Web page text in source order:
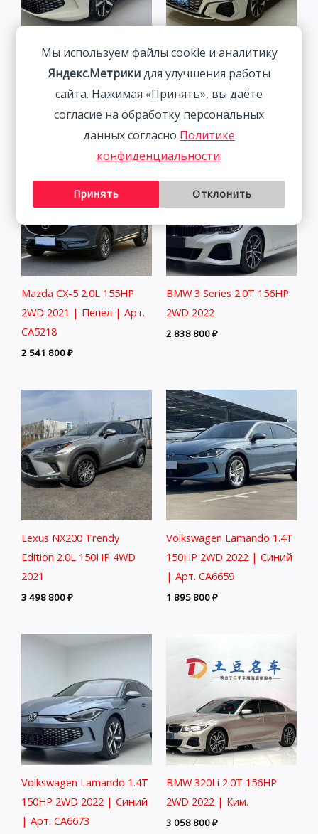
Volkswagen Lamando 1.4T
150HP 2WD 2023 | Белый
Audi A3L 1.4L 150HP 2WD
Mazda CX-5 2.0L 155HP
2WD 2021 | Пепел | Арт.
CA5218
2 541 800₽
BMW 3 Series 2.0T 156HP
2WD 2022
2 838 800₽
Lexus NX200 Trendy
Edition 2.0L 150HP 4WD
2021
3 498 800₽
Volkswagen Lamando 1.4T
150HP 2WD 2022 | Синий
| Арт. CA6659
1 895 800₽
Volkswagen Lamando 1.4T
150HP 2WD 2022 | Синий
| Арт. CA6673
BMW 320Li 2.0T 156HP
2WD 2022 | Ким.
3 058 800₽
Мы используем файлы cookie и аналитику
Яндекс.Метрикидля улучшения работы
сайта. Нажимая «Принять», вы даёте
согласие на обработку персональных
данных согласно Политике
конфиденциальности.
Принять Отклонить